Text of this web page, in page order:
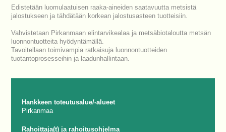
Edistetään luomulaatuisen raaka-aineiden saatavuutta metsistä
jalostukseen ja tähdätään korkean jalostusasteen tuotteisiin.
Vahvistetaan Pirkanmaan elintarvikealaa ja metsäbiotaloutta metsän
luonnontuotteita hyödyntämällä.
Tavoitellaan toimivampia ratkaisuja luonnontuotteiden
tuotantoprosesseihin ja laadunhallintaan.
Hankkeen toteutusalue/-alueet
Pirkanmaa
Rahoittaja(t) ja rahoitusohjelma